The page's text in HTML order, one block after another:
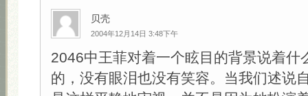
贝壳
2004年12月14日 3:48下午
2046中王菲对着一个眩目的背景说着什
的，没有眼泪也没有笑容。当我们述说